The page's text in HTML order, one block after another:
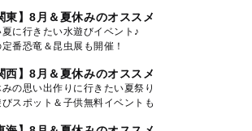
東】8月＆夏休みのオススメ
夏に行きたい水遊びイベント♪
定番恐竜＆昆虫展も開催！
西】8月＆夏休みのオススメ
みの思い出作りに行きたい夏祭り
びスポット＆子供無料イベントも